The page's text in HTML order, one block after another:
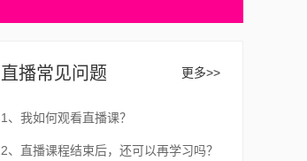
直播常见问题 更多>>
1、我如何观看直播课？
2、直播课程结束后，还可以再学习吗？